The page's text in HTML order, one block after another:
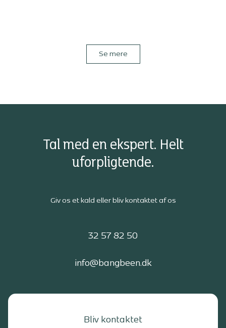
Se mere
Tal med en ekspert. Helt
uforpligtende.
Giv os et kald eller bliv kontaktet af os
32 57 82 50
info@bangbeen.dk
Bliv kontaktet